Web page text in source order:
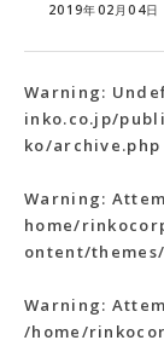
2019年02月04日
Warning:
inko.co.jp/
ko/archive.php
Warning:
home/
ontent/
Warning:
/home/